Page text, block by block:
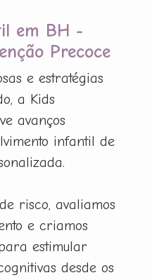
em BH -
Precoce
e estratégias
a Kids
avanços
infantil de
risco, avaliamos
e criamos
estimular
desde os